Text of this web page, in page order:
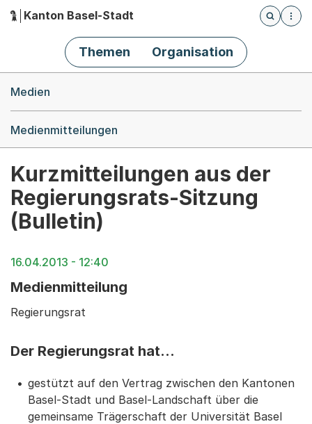
Hauptnavigation
Kanton Basel-Stadt
Öffnet
Themen Organisation
Medien
Medienmitteilungen
Kurzmitteilungen aus der
Regierungsrats-Sitzung
(Bulletin)
16.04.2013 - 12:40
Medienmitteilung
Regierungsrat
Der Regierungsrat hat…
gestützt auf den Vertrag zwischen den Kantonen
Basel-Stadt und Basel-Landschaft über die
gemeinsame Trägerschaft der Universität Basel